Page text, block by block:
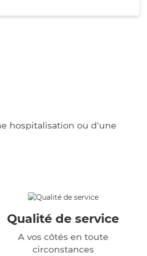
hospitalisation ou d'une
Qualité de service
A vos côtés en toute
circonstances